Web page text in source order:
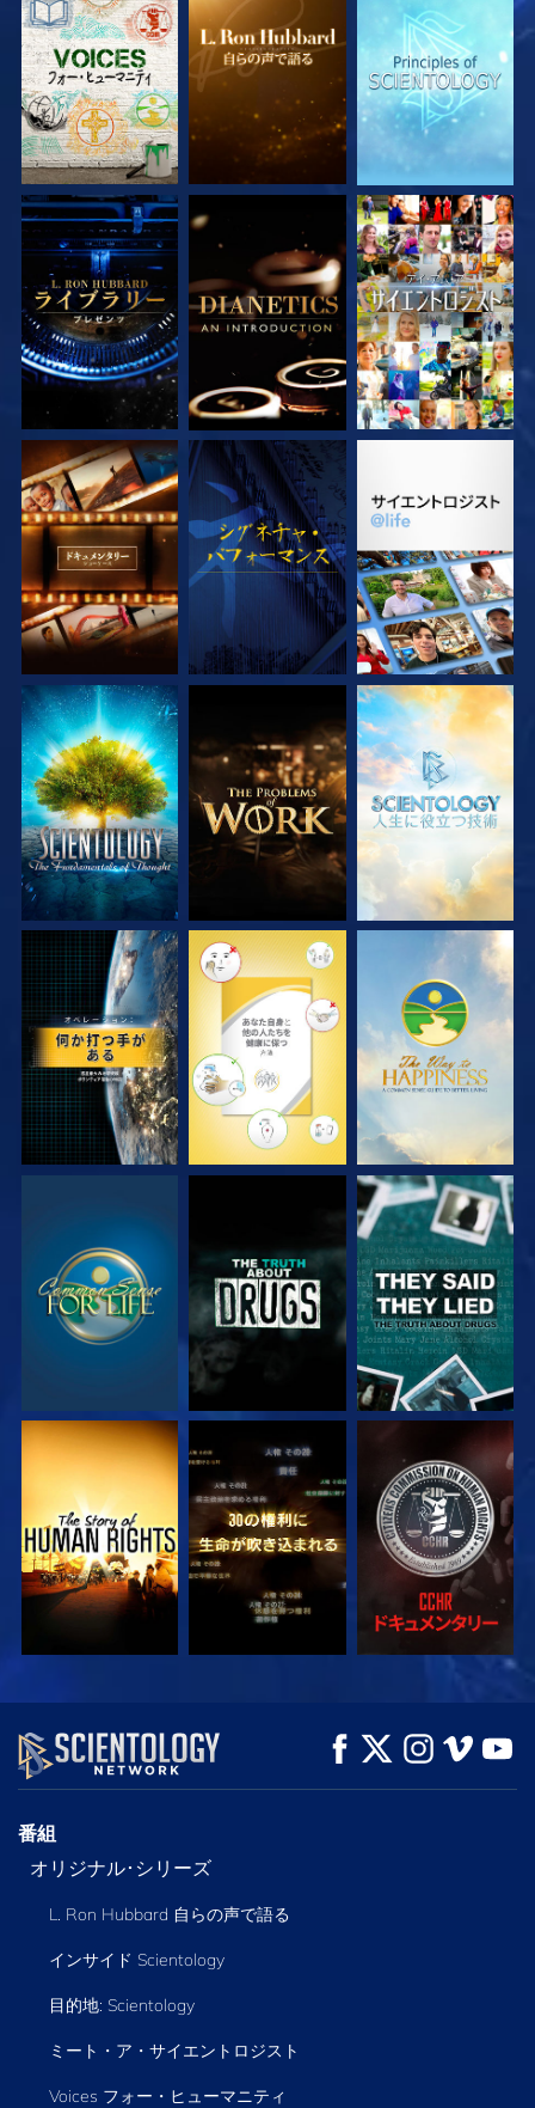
シリーズを探求 シリーズを探求 シリーズを探求
シリーズを探求 シリーズを探求 観る
シリーズを探求 観る シリーズを探求
シリーズを探求 シリーズを探求 シリーズを探求
観る 観る 観る
観る 観る 観る
観る 観る 観る
観る シリーズを探求
番組
オリジナル･シリーズ
L. Ron Hubbard 自らの声で語る
インサイド Scientology
目的地: Scientology
ミート・ア・サイエントロジスト
Voices フォー・ヒューマニティ